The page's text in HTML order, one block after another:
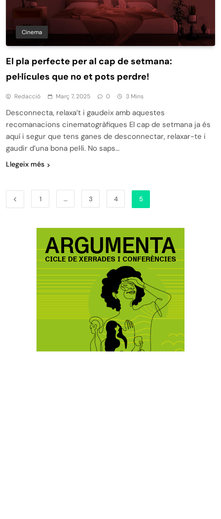
Cinema
El pla perfecte per al cap de setmana:
pel·lícules que no et pots perdre!
Redacció Març 7, 2025 0 3 Mins
Desconnecta, relaxa’t i gaudeix amb aquestes
recomanacions cinematogràfiques El cap de setmana ja és
aquí i segur que tens ganes de desconnectar, relaxar-te i
gaudir d’una bona pel·li. No saps…
Llegeix més
1 … 3 4 5